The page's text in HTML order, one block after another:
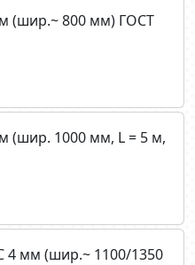
(шир.~ 800 мм) ГОСТ
(шир. 1000 мм, L = 5 м,
4 мм (шир.~ 1100/1350